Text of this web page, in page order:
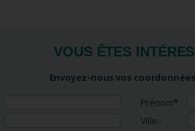
VOUS ÊTES
Envoyez-nous vos
Prénom*:
Ville :